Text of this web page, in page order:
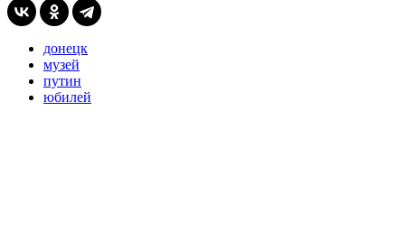
донецк
музей
путин
юбилей